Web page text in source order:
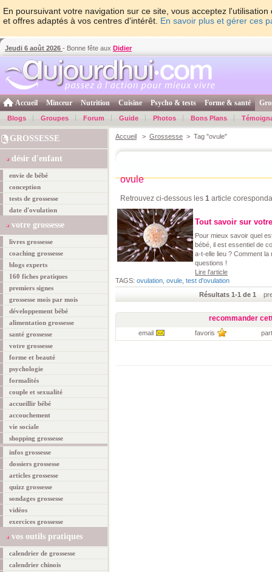
En poursuivant votre navigation sur ce site, vous acceptez
et offres adaptés à vos centres d'intérêt. En savoir plus et gérer ces
Jeudi 6 août 2026 - Bonne fête aux Didier
Accueil Minceur Nutrition Cuisine Psycho & tests Forme & santé
Blogs Groupes Forum Guide Photos Bons Plans
GROSSESSE
désir d'enfant
envie de bébé
conception
tests de grossesse
date d'ovulation
votre grossesse
livres grossesse
coaching grossesse
blogs experts
160 fiches pratiques
premiers signes
grossesse mois par mois
développement bébé
alimentation grossesse
santé grossesse
votre grossesse
forme et beauté
psychologie
formalités
couple et sexualité
accueillir bébé
accouchement
vie sociale
shopping grossesse
infos grossesse
dossiers grossesse
articles grossesse
quizz grossesse
sondages grossesse
vidéos
exercices grossesse
vos outils pratiques
calendrier de grossesse
calendrier chinois
Accueil > Grossesse > Tag "ovule"
ovule
Retrouvez ci-dessous les 1 article
Tout savoir sur
Pour mieux savoir quel
bébé, il est essentiel de
a-t-elle lieu ? Comment
questions !
Lire l'article
TAGS: ovulation ovule test d'ovulation
Résultats 1-1 de 1
recommander
email favoris